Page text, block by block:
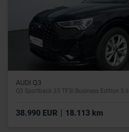
AUDI Q3
Q3 Sportback 35 TFSI Business Edition S
38.990 EUR | 18.113 km